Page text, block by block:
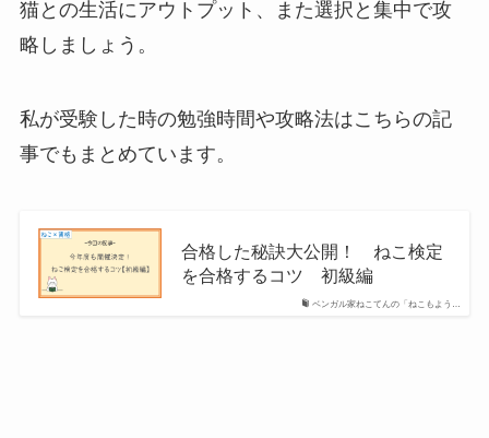
猫との生活にアウトプット、また選択と集中で攻
略しましょう。
私が受験した時の勉強時間や攻略法はこちらの記
事でもまとめています。
ベンガル家ねこてんの「ねこもよう…
合格した秘訣大公開！ ねこ検定
を合格するコツ 初級編